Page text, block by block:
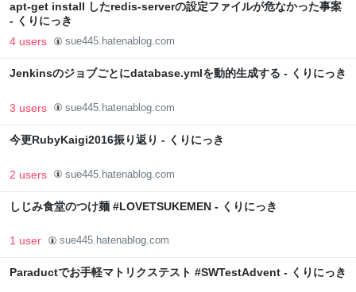
apt-get install したredis-serverの設定ファイルが危なかった事案
- くりにっき
4 users sue445.hatenablog.com
Jenkinsのジョブごとにdatabase.ymlを動的生成する - くりにっき
3 users sue445.hatenablog.com
今更RubyKaigi2016振り返り - くりにっき
2 users sue445.hatenablog.com
しじみ食堂のつけ麺 #LOVETSUKEMEN - くりにっき
1 user sue445.hatenablog.com
Paraductでお手軽マトリクステスト #SWTestAdvent - くりにっき